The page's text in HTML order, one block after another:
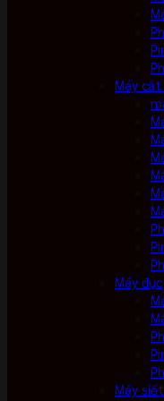
Máy cắt
Máy đục
Máy